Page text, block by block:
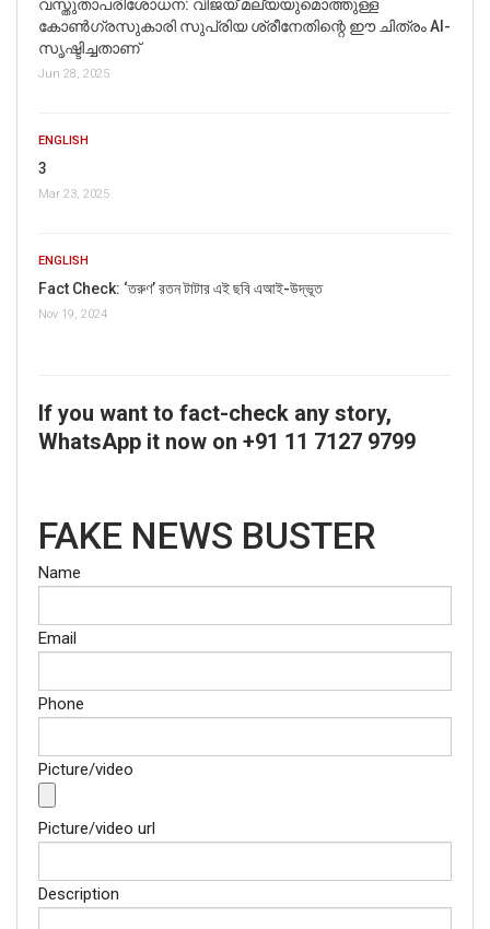
വസ്തുതാപരിശോധന: വിജയ് മല്യയുമൊത്തുള്ള
കോൺഗ്രസുകാരി സുപ്രിയ ശ്രീനേതിന്റെ ഈ ചിത്രം AI-
സൃഷ്ടിച്ചതാണ്
Jun 28, 2025
ENGLISH
3
Mar 23, 2025
ENGLISH
Fact Check: ‘তরুণ’ রতন টাটার এই ছবি এআই-উদ্ভূত
Nov 19, 2024
If you want to fact-check any story,
WhatsApp it now on +91 11 7127 9799
FAKE NEWS BUSTER
Name
Email
Phone
Picture/video
Picture/video url
Description